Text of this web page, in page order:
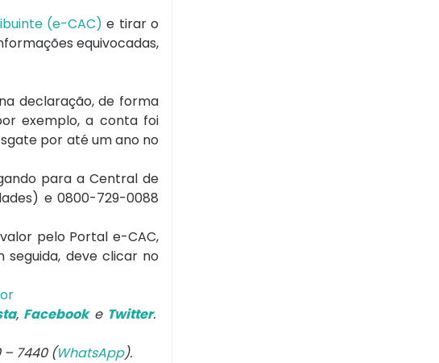
(e-CAC) e tirar o
equivocadas,
declaração, de forma
exemplo, a conta foi
por até um ano no
para a Central de
e 0800-729-0088
pelo Portal e-CAC,
seguida, deve clicar no
, Facebooke Twitter.
7440 (WhatsApp).